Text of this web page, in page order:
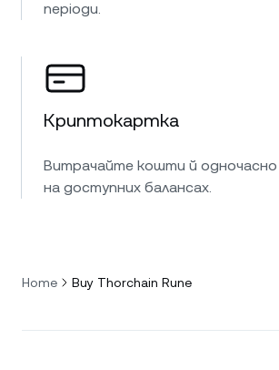
періоди.
Криптокартка
Витрачайте кошти й
на доступних балансах.
Home Buy Thorchain Rune